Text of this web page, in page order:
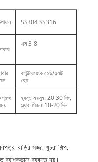
SS304 SS316
এম 3-8
কাউন্টারসঙ্ক হেড/ফ্ল্যাট
হেড
ব্যস্ত মরসুম: 20-30 দিন,
স্ল্যাক সিজন: 10-20 দিন
বাড়ির সজ্জা, খুচরা শিল্প,
ব্যাপকভাবে ব্যবহৃত হয়।